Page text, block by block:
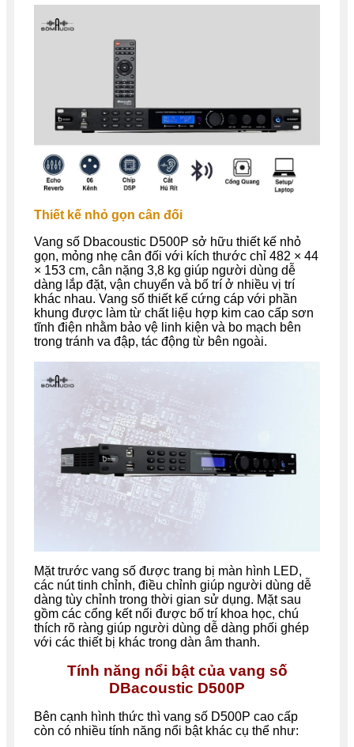
Thiết kế nhỏ gọn cân đối
Vang số Dbacoustic D500P sở hữu thiết kế nhỏ
gọn, mỏng nhẹ cân đối với kích thước chỉ 482 × 44
× 153 cm, cân nặng 3,8 kg giúp người dùng dễ
dàng lắp đặt, vận chuyển và bố trí ở nhiều vị trí
khác nhau. Vang số thiết kế cứng cáp với phần
khung được làm từ chất liệu hợp kim cao cấp sơn
tĩnh điện nhằm bảo vệ linh kiện và bo mạch bên
trong tránh va đập, tác động từ bên ngoài.
Mặt trước vang số được trang bị màn hình LED,
các nút tinh chỉnh, điều chỉnh giúp người dùng dễ
dàng tùy chỉnh trong thời gian sử dụng. Mặt sau
gồm các cổng kết nối được bố trí khoa học, chú
thích rõ ràng giúp người dùng dễ dàng phối ghép
với các thiết bị khác trong dàn âm thanh.
Tính năng nổi bật của vang số
DBacoustic D500P
Bên cạnh hình thức thì vang số D500P cao cấp
còn có nhiều tính năng nổi bật khác cụ thể như: